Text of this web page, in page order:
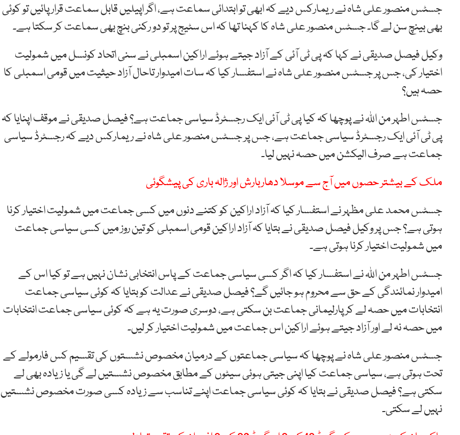
جسٹس منصور علی شاہ نے ریمارکس دیے کہ ابھی تو ابتدائی سماعت ہے، اگر اپیلیں قابل سماعت قرار پائیں تو کوئی
بھی بینچ سن لے گا۔ جسٹس منصور علی شاہ کا کہنا تھا کہ اس سٹیج پر تو دو رکنی بنچ بھی سماعت کر سکتا ہے۔
وکیل فیصل صدیقی نے کہا کہ پی ٹی آئی کے آزاد جیتے ہوئے اراکین اسمبلی نے سنی اتحاد کونسل میں شمولیت
اختیار کی، جس پر جسٹس منصور علی شاہ نے استفسار کیا کہ سات امیدوار تاحال آزاد حیثیت میں قومی اسمبلی کا
حصہ ہیں؟
جسٹس اطہر من اللہ نے پوچھا کہ کیا پی ٹی آئی ایک رجسٹرڈ سیاسی جماعت ہے؟ فیصل صدیقی نے موقف اپنایا کہ
پی ٹی آئی ایک رجسٹرڈ سیاسی جماعت ہے، جس پر جسٹس منصور علی شاہ نے ریمارکس دیے کہ رجسٹرڈ سیاسی
جماعت ہے صرف الیکشن میں حصہ نہیں لیا۔
ملک کے بیشتر حصوں میں آج سے موسلا دھاربارش اور ژالہ باری کی پیشگوئی
جسٹس محمد علی مظہر نے استفسار کیا کہ آزاد اراکین کو کتنے دنوں میں کسی جماعت میں شمولیت اختیار کرنا
ہوتی ہے؟ جس پر وکیل فیصل صدیقی نے بتایا کہ آزاد اراکین قومی اسمبلی کو تین روز میں کسی سیاسی جماعت
میں شمولیت اختیار کرنا ہوتی ہے۔
جسٹس اطہر من اللہ نے استفسار کیا کہ اگر کسی سیاسی جماعت کے پاس انتخابی نشان نہیں ہے تو کیا اس کے
امیدوار نمائندگی کے حق سے محروم ہو جائیں گے؟ فیصل صدیقی نے عدالت کو بتایا کہ کوئی سیاسی جماعت
انتخابات میں حصہ لے کر پارلیمانی جماعت بن سکتی ہے، دوسری صورت یہ ہے کہ کوئی سیاسی جماعت انتخابات
میں حصہ نہ لے اور آزاد جیتے ہوئے اراکین اس جماعت میں شمولیت اختیار کر لیں۔
جسٹس منصور علی شاہ نے پوچھا کہ سیاسی جماعتوں کے درمیان مخصوص نشستوں کی تقسیم کس فارمولے کے
تحت ہوتی ہے، سیاسی جماعت کیا اپنی جیتی ہوئی سیٹوں کے مطابق مخصوص نشستیں لے گی یا زیادہ بھی لے
سکتی ہے؟ فیصل صدیقی نے بتایا کہ کوئی سیاسی جماعت اپنے تناسب سے زیادہ کسی صورت مخصوص نشستیں
نہیں لے سکتی۔